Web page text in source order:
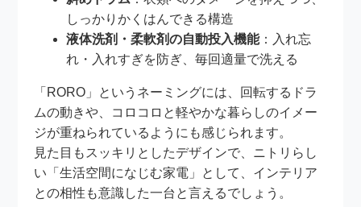
しっかりかくはんできる構造
液体洗剤・柔軟剤の自動投入機能：入れ忘
れ・入れすぎを防ぎ、毎回適量で洗える
「RORO」というネーミングには、回転するドラ
ムの動きや、コロコロと軽やかな暮らしのイメー
ジが重ねられているようにも感じられます。
見た目もスッキリとしたデザインで、ニトリらし
い「生活空間になじむ家電」として、インテリア
との相性も意識した一台と言えるでしょう。